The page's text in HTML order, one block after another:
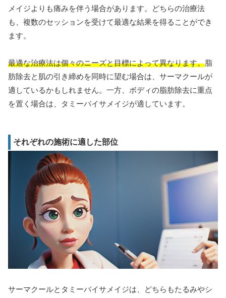
メイジよりも痛みを伴う場合があります。どちらの治療法
も、複数のセッションを受けて最適な結果を得ることができ
ます。
最適な治療法は個々のニーズと目標によって異なります。脂
肪除去と肌の引き締めを同時に望む場合は、サーマクールが
適しているかもしれません。一方、ボディの脂肪除去に重点
を置く場合は、タミーバイサメイジが適しています。
それぞれの施術に適した部位
サーマクールとタミーバイサメイジは、どちらもたるみやシ